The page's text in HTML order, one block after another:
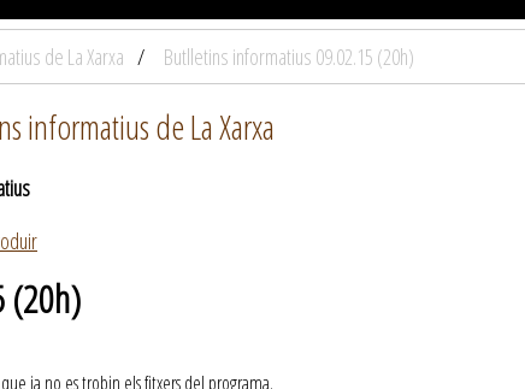
de La Xarxa Butlletins informatius 09.02.15 (20h)
informatius de La Xarxa
(20h)
ja no es trobin els fitxers del programa.